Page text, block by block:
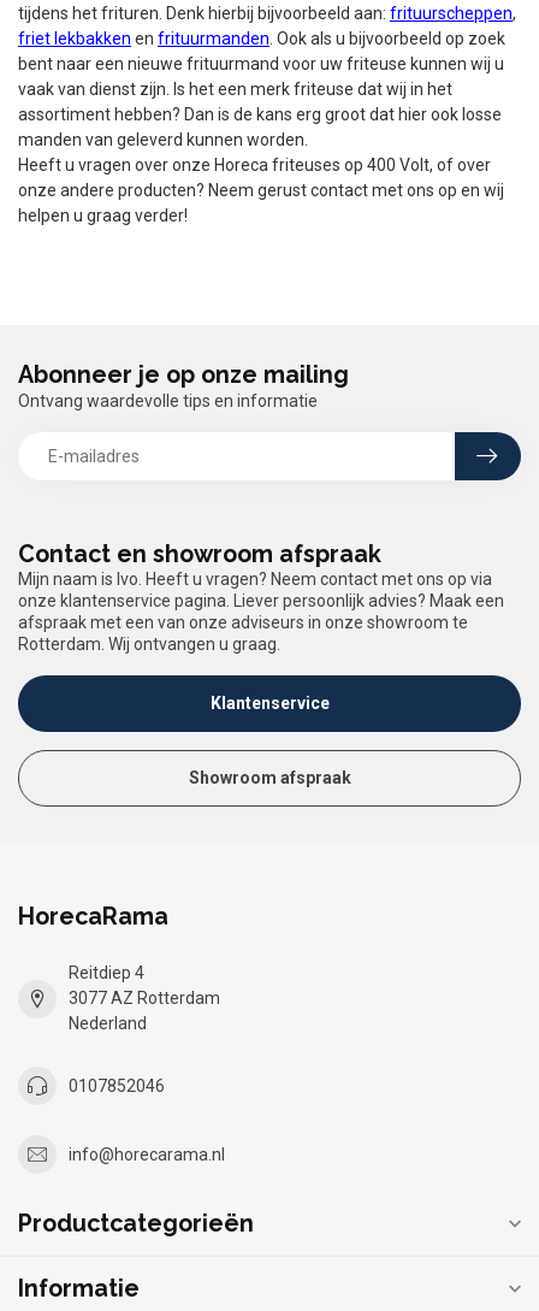
tijdens het frituren. Denk hierbij bijvoorbeeld aan: frituurscheppen,
friet lekbakken en frituurmanden. Ook als u bijvoorbeeld op zoek
bent naar een nieuwe frituurmand voor uw friteuse kunnen wij u
vaak van dienst zijn. Is het een merk friteuse dat wij in het
assortiment hebben? Dan is de kans erg groot dat hier ook losse
manden van geleverd kunnen worden.
Heeft u vragen over onze Horeca friteuses op 400 Volt, of over
onze andere producten? Neem gerust contact met ons op en wij
helpen u graag verder!
Contact en showroom afspraak
Mijn naam is Ivo. Heeft u vragen? Neem contact met ons op via
onze klantenservice pagina. Liever persoonlijk advies? Maak een
afspraak met een van onze adviseurs in onze showroom te
Rotterdam. Wij ontvangen u graag.
Klantenservice
Showroom afspraak
Abonneer je op onze mailing
Ontvang waardevolle tips en informatie
HorecaRama
Reitdiep 4
3077 AZ Rotterdam
Nederland
0107852046
info@horecarama.nl
Productcategorieën
Informatie